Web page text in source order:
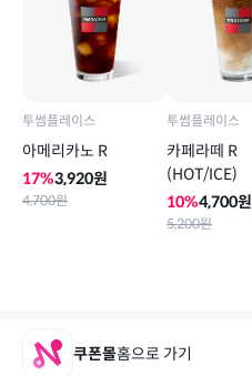
투썸플레이스
아메리카노 R
17%3,920원
4,700원
투썸플레이스
카페라떼 R
(HOT/ICE)
10%4,700원
5,200원
쿠폰몰홈으로 가기